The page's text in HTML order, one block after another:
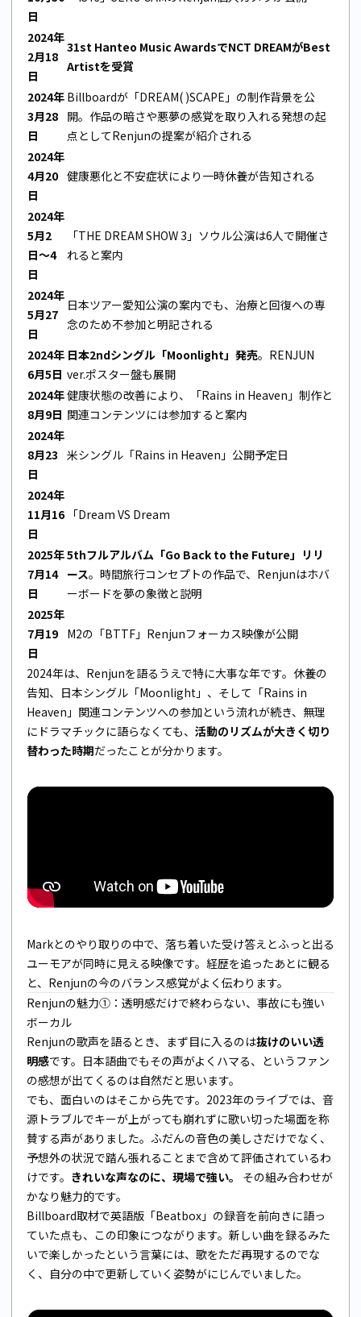
日
2024年
2月18
日
31st Hanteo Music AwardsでNCT DREAMがBest
Artistを受賞
2024年
3月28
日
Billboardが「DREAM( )SCAPE」の制作背景を公
開。作品の暗さや悪夢の感覚を取り入れる発想の起
点としてRenjunの提案が紹介される
2024年
4月20
日
健康悪化と不安症状により一時休養が告知される
2024年
5月2
日〜4
日
「THE DREAM SHOW 3」ソウル公演は6人で開催さ
れると案内
2024年
5月27
日
日本ツアー愛知公演の案内でも、治療と回復への専
念のため不参加と明記される
2024年
6月5日
日本2ndシングル「Moonlight」発売。RENJUN
ver.ポスター盤も展開
2024年
8月9日
健康状態の改善により、「Rains in Heaven」制作と
関連コンテンツには参加すると案内
2024年
8月23
日
米シングル「Rains in Heaven」公開予定日
2024年
11月16
日
「Dream VS Dream
2025年
7月14
日
5thフルアルバム「Go Back to the Future」リリ
ース。時間旅行コンセプトの作品で、Renjunはホバ
ーボードを夢の象徴と説明
2025年
7月19
日
M2の「BTTF」Renjunフォーカス映像が公開
2024年は、Renjunを語るうえで特に大事な年です。休養の
告知、日本シングル「Moonlight」、そして「Rains in
Heaven」関連コンテンツへの参加という流れが続き、無理
にドラマチックに語らなくても、 活動のリズムが大きく切り
替わった時期だったことが分かります。
Markとのやり取りの中で、落ち着いた受け答えとふっと出る
ユーモアが同時に見える映像です。経歴を追ったあとに観る
と、Renjunの今のバランス感覚がよく伝わります。
Renjunの魅力①：透明感だけで終わらない、事故にも強い
ボーカル
Renjunの歌声を語るとき、まず目に入るのは抜けのいい透
明感です。日本語曲でもその声がよくハマる、というファン
の感想が出てくるのは自然だと思います。
でも、面白いのはそこから先です。2023年のライブでは、音
源トラブルでキーが上がっても崩れずに歌い切った場面を称
賛する声がありました。ふだんの音色の美しさだけでなく、
予想外の状況で踏ん張れることまで含めて評価されているわ
けです。 きれいな声なのに、現場で強い。
その組み合わせが
かなり魅力的です。
Billboard取材で英語版「Beatbox」の録音を前向きに語っ
ていた点も、この印象につながります。新しい曲を録るみた
いで楽しかったという言葉には、歌をただ再現するのでな
く、自分の中で更新していく姿勢がにじんでいました。